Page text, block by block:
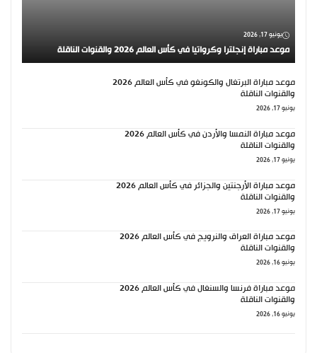
يونيو 17, 2026
موعد مباراة إنجلترا وكرواتيا في كأس العالم 2026 والقنوات الناقلة
موعد مباراة البرتغال والكونغو في كأس العالم 2026
والقنوات الناقلة
يونيو 17, 2026
موعد مباراة النمسا والأردن في كأس العالم 2026
والقنوات الناقلة
يونيو 17, 2026
موعد مباراة الأرجنتين والجزائر في كأس العالم 2026
والقنوات الناقلة
يونيو 17, 2026
موعد مباراة العراق والنرويج في كأس العالم 2026
والقنوات الناقلة
يونيو 16, 2026
موعد مباراة فرنسا والسنغال في كأس العالم 2026
والقنوات الناقلة
يونيو 16, 2026